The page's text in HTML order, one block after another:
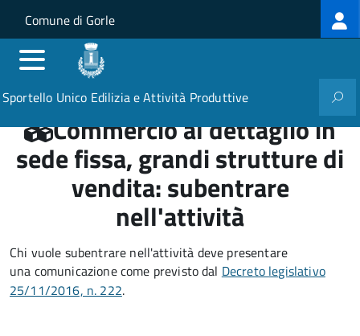
Salta al contenuto principale
Skip to site navigation
Comune di Gorle
Sportello Unico Edilizia e Attività Produttive
Commercio al dettaglio in
sede fissa, grandi strutture di
vendita: subentrare
nell'attività
Chi vuole subentrare nell'attività deve presentare
una comunicazionecome previsto dal Decreto legislativo
25/11/2016, n. 222.